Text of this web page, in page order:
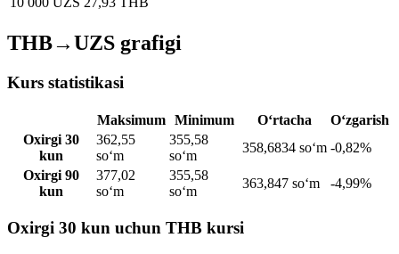
THB→UZS grafigi
Kurs statistikasi
Maksimum Minimum O‘rtacha
O‘zgarish
Oxirgi 30
kun
362,55
soʻm
355,58
soʻm
358,6834 soʻm -0,82%
Oxirgi 90
kun
377,02
soʻm
355,58
soʻm
363,847 soʻm -4,99%
Oxirgi 30 kun uchun THB kursi